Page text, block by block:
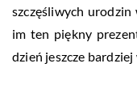
szczęśliwych urodzin
im ten piękny
dzień jeszcze